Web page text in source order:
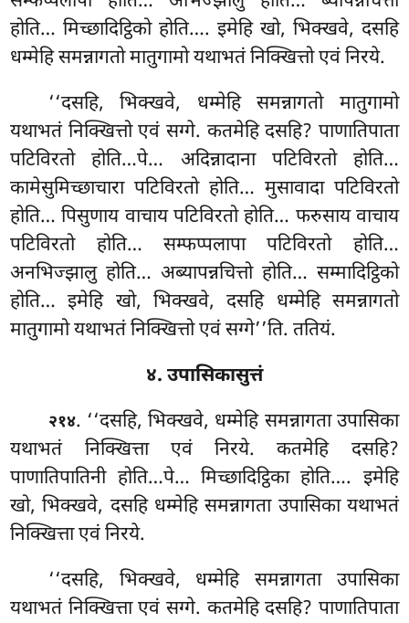
होति… मिच्छादिट्ठिको होति…. इमेहि खो, भिक्खवे, दसहि
धम्मेहि समन्नागतो मातुगामो यथाभतं निक्खित्तो एवं निरये.
‘‘दसहि, भिक्खवे, धम्मेहि समन्नागतो मातुगामो
यथाभतं निक्खित्तो एवं सग्गे. कतमेहि दसहि? पाणातिपाता
पटिविरतो होति…पे… अदिन्नादाना पटिविरतो होति…
कामेसुमिच्छाचारा पटिविरतो होति… मुसावादा पटिविरतो
होति… पिसुणाय वाचाय पटिविरतोहोति… फरुसाय वाचाय
पटिविरतो होति… सम्फप्पलापा पटिविरतो होति…
अनभिज्झालु होति… अब्यापन्नचित्तो होति… सम्मादिट्ठिको
होति… इमेहि खो, भिक्खवे, दसहि धम्मेहि समन्नागतो
मातुगामो यथाभतं निक्खित्तो एवं सग्गे’’ति. ततियं.
४. उपासिकासुत्तं
२१४. ‘‘दसहि, भिक्खवे, धम्मेहि समन्नागता उपासिका
यथाभतं निक्खित्ता एवं निरये. कतमेहि दसहि?
पाणातिपातिनी होति…पे… मिच्छादिट्ठिकाहोति…. इमेहि
खो, भिक्खवे, दसहि धम्मेहि समन्नागता उपासिका यथाभतं
निक्खित्ता एवं निरये.
‘‘दसहि, भिक्खवे, धम्मेहि समन्नागता उपासिका
यथाभतं निक्खित्ता एवं सग्गे. कतमेहि दसहि? पाणातिपाता